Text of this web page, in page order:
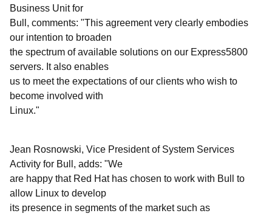
Business Unit for
Bull, comments: "This agreement very clearly embodies
our intention to broaden
the spectrum of available solutions on our Express5800
servers. It also enables
us to meet the expectations of our clients who wish to
become involved with
Linux."
Jean Rosnowski, Vice President of System Services
Activity for Bull, adds: "We
are happy that Red Hat has chosen to work with Bull to
allow Linux to develop
its presence in segments of the market such as